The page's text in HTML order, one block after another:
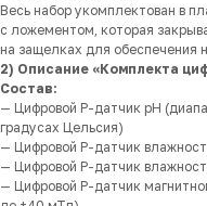
Весь набор укомплектован в
с ложементом, которая
на защелках для
2) Описание «Комплекта
Состав:
— Цифровой Р-датчик pH
градусах Цельсия)
— Цифровой Р-датчик
— Цифровой Р-датчик
— Цифровой Р-датчик